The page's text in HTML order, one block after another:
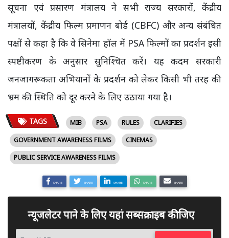
सूचना एवं प्रसारण मंत्रालय ने सभी राज्य सरकारों, केंद्रीय
मंत्रालयों, केंद्रीय फिल्म प्रमाणन बोर्ड (CBFC) और अन्य संबंधित
पक्षों से कहा है कि वे सिनेमा हॉल में PSA फिल्मों का प्रदर्शन इसी
स्पष्टीकरण के अनुसार सुनिश्चित करें। यह कदम सरकारी
जनजागरूकता अभियानों के प्रदर्शन को लेकर किसी भी तरह की
भ्रम की स्थिति को दूर करने के लिए उठाया गया है।
TAGS MIB PSA RULES
CLARIFIES
GOVERNMENT AWARENESS FILMS
CINEMAS
PUBLIC SERVICE AWARENESS FILMS
SHARE SHARE SHARE SHARE SHARE
न्यूजलेटर पाने के लिए यहां सब्सक्राइब कीजिए